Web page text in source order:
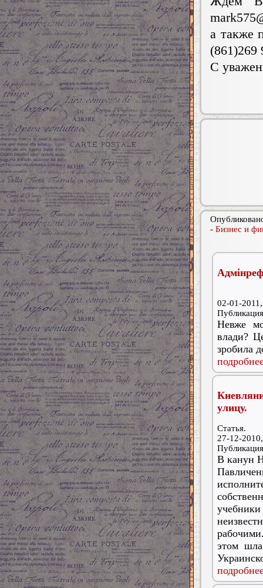
а также
(861)269
С
- Бизнес и
02-01-
Невже
влади?
зробила
улицу.
Статья.
27-12-
В канун
этом шла